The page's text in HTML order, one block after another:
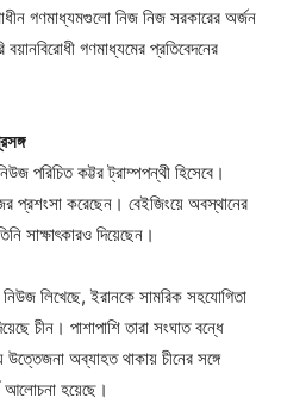
গণমাধ্যমগুলো নিজ নিজ সরকারের অর্জন
গণমাধ্যমের প্রতিবেদনের
পরিচিত কট্টর ট্রাম্পপন্থী হিসেবে।
প্রশংসা করেছেন। বেইজিংয়ে অবস্থানের
সাক্ষাৎকারও দিয়েছেন।
নিউজ লিখেছে, ইরানকে সামরিক সহযোগিতা
চীন। পাশাপাশি তারা সংঘাত বন্ধে
অব্যাহত থাকায় চীনের সঙ্গে
আলোচনা হয়েছে।